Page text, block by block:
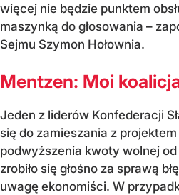
więcej nie będzie punktem
maszynką do głosowania –
Sejmu Szymon Hołownia.
Mentzen: Moi
Jeden z liderów Konfederacji
się do zamieszania z
podwyższenia kwoty wolnej
zrobiło się głośno za sprawą
uwagę ekonomiści. W